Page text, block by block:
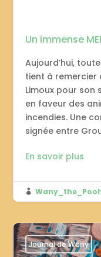
Un immense
Aujourd’hui,
tient à remercier
Limoux pour
en faveur des
incendies. Une
signée entre
En savoir plus

Journal de Wany